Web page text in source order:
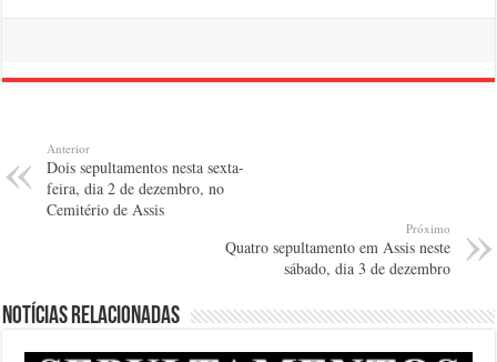
Anterior
Dois sepultamentos nesta sexta-
feira, dia 2 de dezembro, no
Cemitério de Assis
Próximo
Quatro sepultamento em Assis neste
sábado, dia 3 de dezembro
Notícias relacionadas